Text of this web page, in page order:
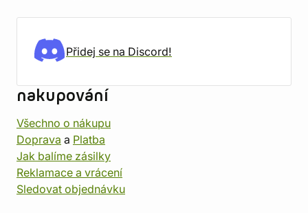
Přidej se na Discord!
nakupování
Všechno o nákupu
Doprava a Platba
Jak balíme zásilky
Reklamace a vrácení
Sledovat objednávku